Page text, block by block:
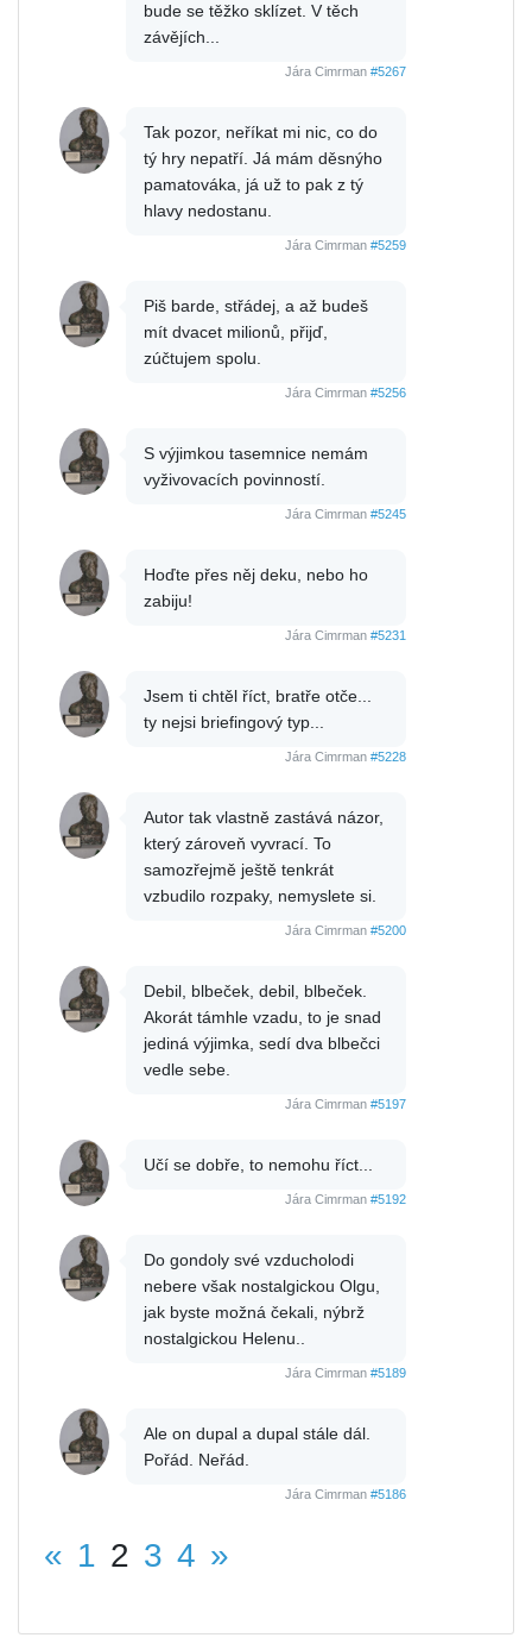
bude se těžko sklízet. V těch
závějích...
Jára Cimrman #5267
Tak pozor, neříkat mi nic, co do
tý hry nepatří. Já mám děsnýho
pamatováka, já už to pak z tý
hlavy nedostanu.
Jára Cimrman #5259
Piš barde, střádej, a až budeš
mít dvacet milionů, přijď,
zúčtujem spolu.
Jára Cimrman #5256
S výjimkou tasemnice nemám
vyživovacích povinností.
Jára Cimrman #5245
Hoďte přes něj deku, nebo ho
zabiju!
Jára Cimrman #5231
Jsem ti chtěl říct, bratře otče...
ty nejsi briefingový typ...
Jára Cimrman #5228
Autor tak vlastně zastává názor,
který zároveň vyvrací. To
samozřejmě ještě tenkrát
vzbudilo rozpaky, nemyslete si.
Jára Cimrman #5200
Debil, blbeček, debil, blbeček.
Akorát támhle vzadu, to je snad
jediná výjimka, sedí dva blbečci
vedle sebe.
Jára Cimrman #5197
Učí se dobře, to nemohu říct...
Jára Cimrman #5192
Do gondoly své vzducholodi
nebere však nostalgickou Olgu,
jak byste možná čekali, nýbrž
nostalgickou Helenu..
Jára Cimrman #5189
Ale on dupal a dupal stále dál.
Pořád. Neřád.
Jára Cimrman #5186
« 1 2 3 4 »